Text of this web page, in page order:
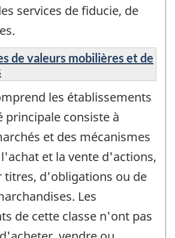
services de fiducie, de
de valeurs mobilières et de
les établissements
consiste à
et des mécanismes
et la vente d'actions,
d'obligations ou de
Les
de cette classe n'ont pas